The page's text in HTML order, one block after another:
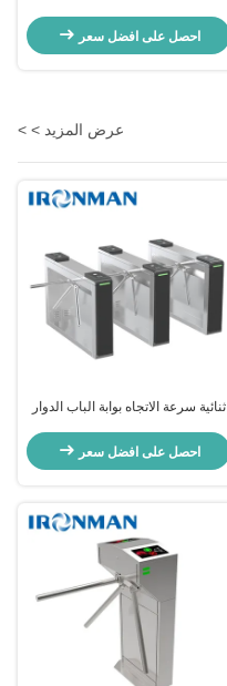
البناء
احصل على افضل سعر
عرض المزيد > >
ثنائية سرعة الاتجاه بوابة الباب الدوار
احصل على افضل سعر